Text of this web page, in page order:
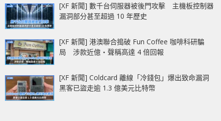
[XF 新聞] 數千台伺服器被後門攻擊 主機板控制器
漏洞部分甚至超過 10 年歷史
[XF 新聞] 港澳聯合搗破 Fun Coffee 咖啡科研騙
局 涉款近億‧聲稱高達 4 倍回報
[XF 新聞] Coldcard 離線「冷錢包」爆出致命漏洞
黑客已盜走逾 1.3 億美元比特幣